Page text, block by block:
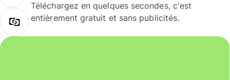
Téléchargez en quelques secondes, c'est
entièrement gratuit et sans publicités.